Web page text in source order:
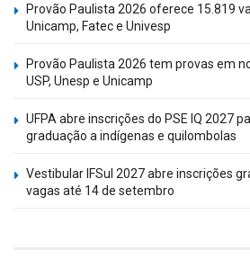
Provão Paulista 2026 oferece 15.819
Unicamp, Fatec e Univesp
Provão Paulista 2026 tem provas em
USP, Unesp e Unicamp
UFPA abre inscrições do PSE IQ 2027
graduação a indígenas e quilombolas
Vestibular IFSul 2027 abre inscrições
vagas até 14 de setembro